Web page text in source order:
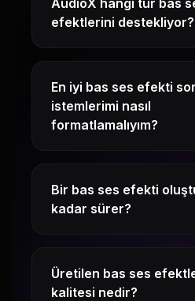
AudioX hangi tür bas
efektlerini destekliyor?
En iyi bas ses efekti
istemlerimi nasıl
formatlamalıyım?
Bir bas ses efekti
kadar sürer?
Üretilen bas ses
kalitesi nedir?